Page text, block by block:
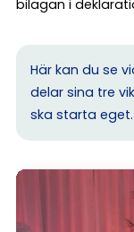
bilagan i
Här kan du se
delar sina tre
ska starta eget.